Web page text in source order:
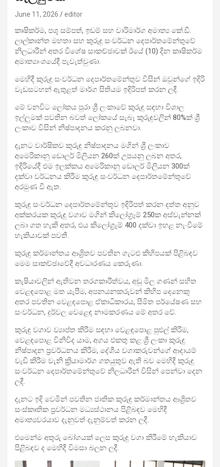
June 11, 2026 editor
කෘෂිකර්ම, පශු සම්පත්, ඉඩම් සහ වාරිමාර්ග අමාත්‍ය කේ.ඩී.
ලාල්කාන්ත මහතා සහ කුරුඳු සංවර්ධන දෙපාර්තමේන්තුවේ
නිලධාරීන් අතර විශේෂ සාකච්ඡාවක් ඊයේ (10) දින කෘෂිකර්ම
අමාත්‍යාංශයේදී පැවැත්වුණා.
මෙහිදී කුරුඳු සංවර්ධන දෙපාර්තමේන්තුව විසින් ඔවුන්ගේ ඉදිරි
වැඩසටහන් ඇතුළත් මාර්ග සිතියම ඉදිරිපත් කරන ලදී.
මේ වනවිට ලෝකය පුරා ශ්‍රී ලංකාවේ කුරුඳු සඳහා විශාල
ඉල්ලුමක් පවතින බවත් ලෝකයේ සැබෑ කුරුඳුවලින් 80%ක් ශ්‍රී
ලංකාව විසින් නිෂ්පාදනය කරනු ලබනවා.
දැනට වාර්ෂිකව කුරුඳු නිෂ්පාදනය මගින් ශ්‍රී ලංකාව
අමෙරිකානු ඩොලර් මිලියන 260ක් උපයනු ලබන අතර,
ඉදිරියේදී එම ඉලක්කය අමෙරිකානු ඩොලර් මිලියන 300ක්
දක්වා වර්ධනය කිරීම කුරුඳු සංවර්ධන දෙපාර්තමේන්තුවේ
අරමුණ වී ඇත.
කුරුඳු සංවර්ධන දෙපාර්තමේන්තුව ඉදිරිපත් කරන දත්ත අනුව
අක්කරයක කුරුඳු වගාව මගින් කිලෝග්‍රෑම් 250ක අස්වැන්නක්
ලබා ගත හැකි අතර, එය කිලෝග්‍රෑම් 400 දක්වා ඉහළ නැංවීමේ
හැකියාවක් පවතී.
කුරුඳු කර්මාන්තය ආශ්‍රිතව පවතින ගැටළු කිහිපයක් පිළිබඳව
මෙම සාකච්ඡාවේදී අවධාරණය කෙරුණා.
කැෂියාවලින් ඇතිවන තරගකාරීත්වය, අඩු මිල ගණන් සහිත
වෙළඳපොළ මත යැපීම, අපනයනකරුවන් කිහිප දෙනෙකු
අතර පවතින වෙළඳපොළ ඒකාධිකාරය, සීමිත පර්යේෂණ සහ
සංවර්ධන, දුර්වල වෙළෙඳ නාමකරණය මේ අතර වේ.
කුරුඳු වගාව ව්‍යාප්ත කිරීම සඳහා වෙළඳපොළ පුළුල් කිරීම,
වෙළඳපොළ විනිවිද යාම, අගය එකතු කළ ශ්‍රී ලංකා කුරුඳු
නිෂ්පාදන ප්‍රවර්ධනය කිරීම, දේශීය වගාකරුවන්ගේ ආදායම්
වැඩි කිරීම වැනි ක්‍රියාමාර්ග ගතයුතුව ඇති බව මෙහිදී කුරුඳු
සංවර්ධන දෙපාර්තමේන්තුවේ නිලධාරීන් විසින් පෙන්වා දෙන
ලදී.
දැනට ඉදි වෙමින් පවතින ජාතික කුරුඳු කර්මාන්තය ආශ්‍රිතව
සංස්කෘතික ප්‍රවර්ධන මධ්‍යස්ථානය පිළිබඳව මෙහිදී
අමාත්‍යවරයාව දැනුවත් දැනුම්වත් කරන ලදී.
එමෙන්ම අතුරු බෝගයක් ලෙස කුරුඳු වගා කිරීමේ හැකියාව
පිළිබඳව ද මෙහිදී විමසා බලන ලදී.